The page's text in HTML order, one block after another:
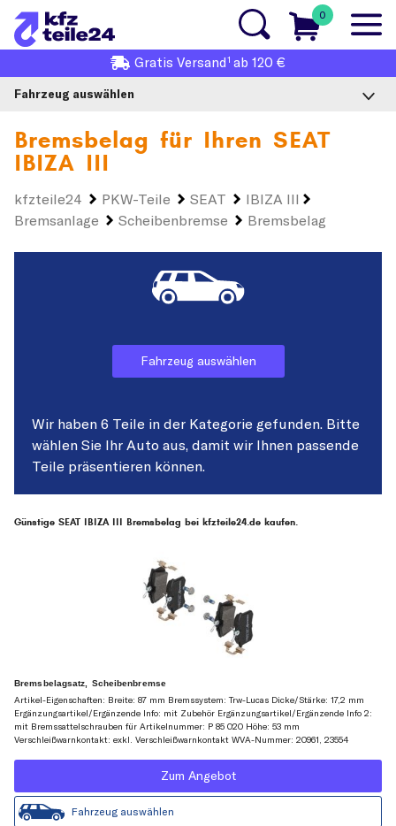
0
Gratis Versand1 ab 120 €
Fahrzeug auswählen
Bremsbelag für Ihren SEAT
IBIZA III
kfzteile24 PKW-Teile SEAT
IBIZA III
Bremsanlage
Scheibenbremse Bremsbelag
Fahrzeug auswählen
Wir haben 6 Teile in der Kategorie gefunden. Bitte
wählen Sie Ihr Auto aus, damit wir Ihnen passende
Teile präsentieren können.
Günstige SEAT IBIZA III Bremsbelag bei kfzteile24.de kaufen.
Bremsbelagsatz, Scheibenbremse
Artikel-Eigenschaften: Breite: 87 mm Bremssystem: Trw-Lucas Dicke/Stärke: 17,2 mm
Ergänzungsartikel/Ergänzende Info: mit Zubehör Ergänzungsartikel/Ergänzende Info 2:
mit Bremssattelschrauben für Artikelnummer: P 85 020 Höhe: 53 mm
Verschleißwarnkontakt: exkl. Verschleißwarnkontakt WVA-Nummer: 20961, 23554
Zum Angebot
Fahrzeug auswählen